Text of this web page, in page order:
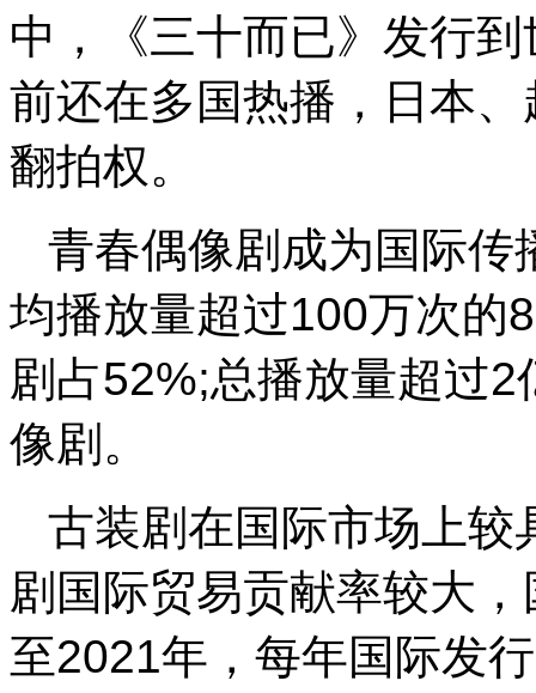
中，《三十而已》发行
前还在多国热播，日本
翻拍权。
青春偶像剧成为国际传
均播放量超过100万次的
剧占52%;总播放量超过
像剧。
古装剧在国际市场上较
剧国际贸易贡献率较大
至2021年，每年国际发